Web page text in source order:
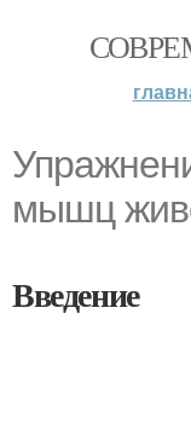
мышц
Введение